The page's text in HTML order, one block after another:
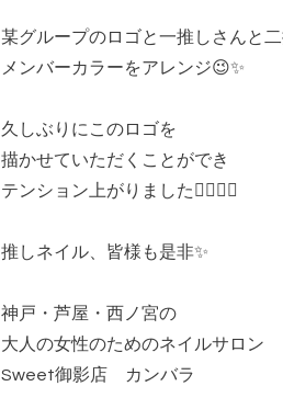
某グループのロゴと一推しさんと
メンバーカラーをアレンジ😉✨
久しぶりにこのロゴを
描かせていただくことができ
テンション上がりました❤️‍🔥❤️‍🔥
推しネイル、皆様も是非✨
神戸・芦屋・西ノ宮の
大人の女性のためのネイルサロン
Sweet御影店 カンバラ